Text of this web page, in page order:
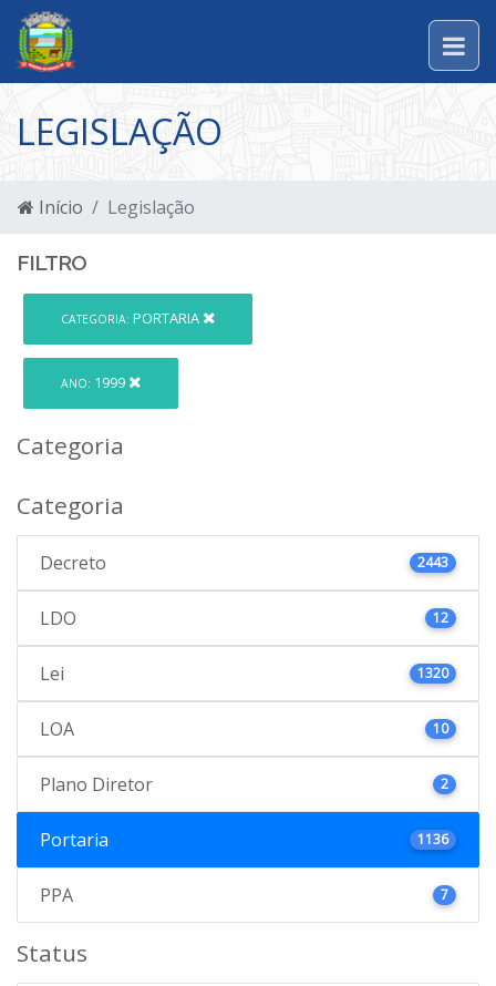
LEGISLAÇÃO
Início Legislação
FILTRO
CATEGORIA: PORTARIA
ANO: 1999
Categoria
Categoria
Decreto 2443
LDO 12
Lei 1320
LOA 10
Plano Diretor 2
Portaria 1136
PPA 7
Status